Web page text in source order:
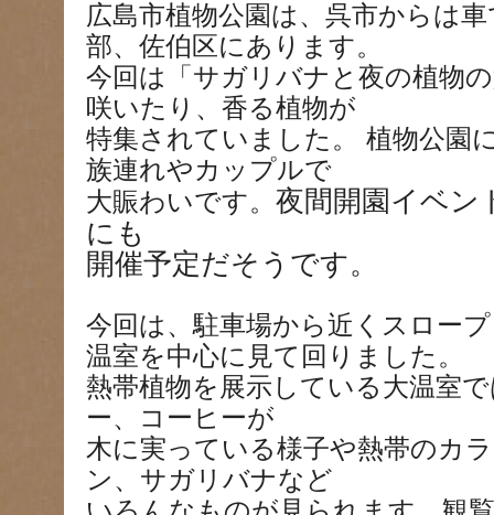
広島市植物公園は、呉市からは
部、佐伯区にあります。
今回は「サガリバナと夜の植物
咲いたり、香る植物が
特集されていました。 植物公園
族連れやカップルで
大賑わいです。 夜間開園イベン
にも
開催予定だそうです。
今回は、駐車場から近くスロー
温室を中心に見て回りました。
熱帯植物を展示している大温室
ー、コーヒーが
木に実っている様子や熱帯のカ
ン、サガリバナなど